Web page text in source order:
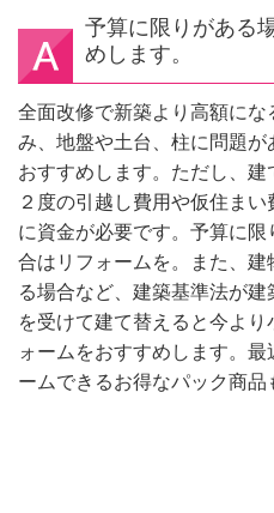
予算に限りがある
めします。
全面改修で新築より高額に
み、地盤や土台、柱に問題
おすすめします。ただし、建
２度の引越し費用や仮住ま
に資金が必要です。予算に
合はリフォームを。また、
る場合など、建築基準法が
を受けて建て替えると今よ
ォームをおすすめします。
ームできるお得なパック商品